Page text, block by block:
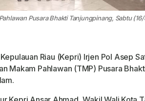
Pusara Bhakti Tanjungpinang, Sabtu
Riau (Kepri) Irjen Pol Asep
Makam Pahlawan (TMP) Pusara